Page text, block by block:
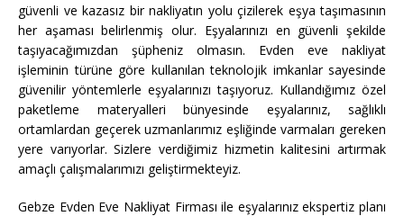
güvenli ve kazasız bir nakliyatın yolu çizilerek eşya taşımasının
her aşaması belirlenmiş olur. Eşyalarınızı en güvenli şekilde
taşıyacağımızdan şüpheniz olmasın. Evden eve nakliyat
işleminin türüne göre kullanılan teknolojik imkanlar sayesinde
güvenilir yöntemlerle eşyalarınızı taşıyoruz. Kullandığımız özel
paketleme materyalleri bünyesinde eşyalarınız, sağlıklı
ortamlardan geçerek uzmanlarımız eşliğinde varmaları gereken
yere varıyorlar. Sizlere verdiğimiz hizmetin kalitesini artırmak
amaçlı çalışmalarımızı geliştirmekteyiz.
Gebze Evden Eve Nakliyat Firması ile eşyalarınız ekspertiz planı